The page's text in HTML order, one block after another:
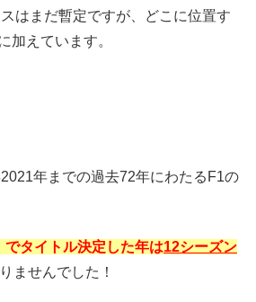
はまだ暫定ですが、どこに位置す
加えています。
年までの過去72年にわたるF1の
でタイトル決定した年は12シーズン
ませんでした！